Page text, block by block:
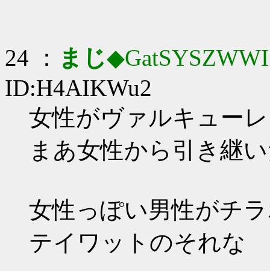
24 ： まじ◆GatSYSZWWI
ID:H4AIKWu2
女性がヴァルキュー
まあ女性から引き継
女性っぽい男性がチ
テイワットのそれな